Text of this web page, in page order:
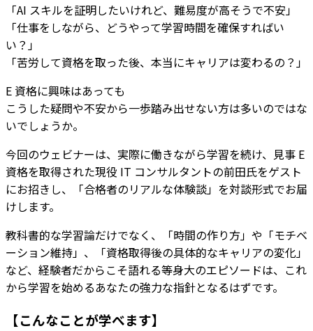
「AI スキルを証明したいけれど、難易度が高そうで不安」
「仕事をしながら、どうやって学習時間を確保すればい
い？」
「苦労して資格を取った後、本当にキャリアは変わるの？」
E 資格に興味はあっても
こうした疑問や不安から一歩踏み出せない方は多いのではな
いでしょうか。
今回のウェビナーは、実際に働きながら学習を続け、見事 E
資格を取得された現役 IT コンサルタントの前田氏をゲスト
にお招きし、「合格者のリアルな体験談」を対談形式でお届
けします。
教科書的な学習論だけでなく、「時間の作り方」や「モチベ
ーション維持」、「資格取得後の具体的なキャリアの変化」
など、経験者だからこそ語れる等身大のエピソードは、これ
から学習を始めるあなたの強力な指針となるはずです。
【こんなことが学べます】